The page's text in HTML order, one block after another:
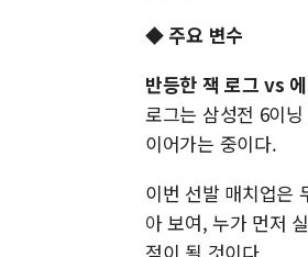
◆ 주요 변수
반등한 잭 로그 vs
로그는 삼성전 6이
이어가는 중이다.
이번 선발 매치업은
아 보여, 누가 먼저